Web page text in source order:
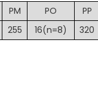
PM PO
PP
255 16(n=8)
320